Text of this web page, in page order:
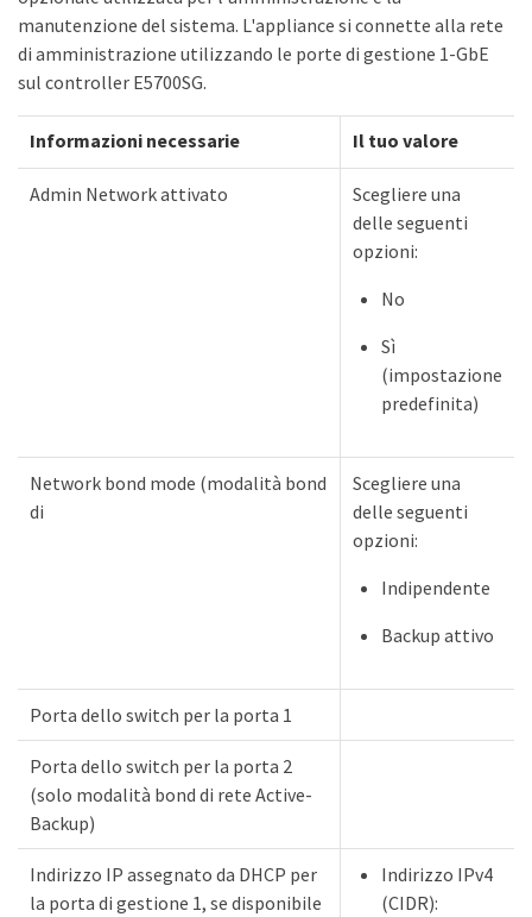
manutenzione del sistema. L'appliance si connette alla rete
di amministrazione utilizzando le porte di gestione 1-GbE
sul controller E5700SG.
Informazioni necessarie Il tuo valore
Admin Network attivato
Scegliere una
delle seguenti
opzioni:
No
Sì
(impostazione
predefinita)
Network bond mode (modalità bond
di
Scegliere una
delle seguenti
opzioni:
Indipendente
Backup attivo
Porta dello switch per la porta 1
Porta dello switch per la porta 2
(solo modalità bond di rete Active-
Backup)
Indirizzo IP assegnato da DHCP per
la porta di gestione 1, se disponibile
Indirizzo IPv4
(CIDR):